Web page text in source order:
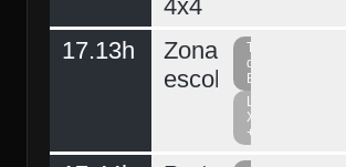
4x4
17.13h
Zona
escolar
Televisió
del
Berguedà
La
Xarxa
+